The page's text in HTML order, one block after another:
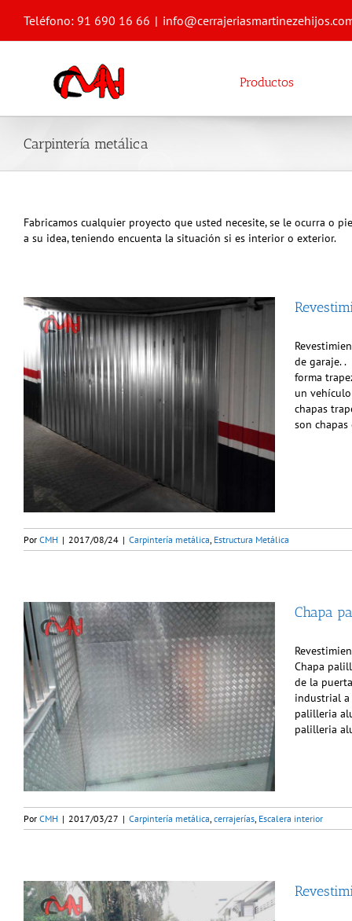
contenido
Teléfono: 91 690 16 66 |
Productos
Carpintería metálica
Fabricamos cualquier proyecto que usted necesite, se le ocurra o
a su idea, teniendo encuenta la situación si es interior o exterior.
de garaje.
forma
un
chapas
son
Por CMH | 2017/08/24 | Carpintería metálica, Estructura Metálica
Chapa
Chapa
de la
industrial
palilleria
palilleria
Por CMH | 2017/03/27 | Carpintería metálica, cerrajerías, Escalera interior